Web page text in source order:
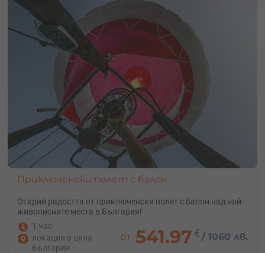
Приключенски полет с балон
Открий радостта от приключенски полет с балон над най-
живописните места в България!
1 час
локации в цяла
България
от 541.97 € /1060 лв.